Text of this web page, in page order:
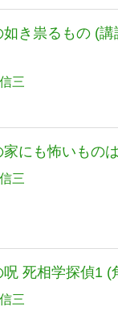
如き祟るもの (
三
家にも怖いもの
三
呪 死相学探偵1 (
三